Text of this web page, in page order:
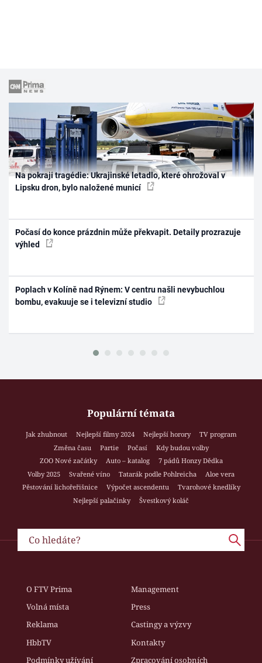
Na pokraji tragédie: Ukrajinské letadlo, které ohrožoval v
Lipsku dron, bylo naložené municí
Počasí do konce prázdnin může překvapit. Detaily prozrazuje
výhled
Poplach v Kolíně nad Rýnem: V centru našli nevybuchlou
bombu, evakuuje se i televizní studio
Populární témata
Jak zhubnout Nejlepší filmy 2024 Nejlepší horory
TV program
Změna času
Partie Počasí
Kdy budou volby
ZOO Nové začátky
Auto – katalog
7 pádů Honzy Dědka
Volby 2025
Svařené víno Tatarák podle Pohlreicha
Aloe vera
Pěstování lichořeřišnice
Výpočet ascendentu
Tvarohové knedlíky
Nejlepší palačinky
Švestkový koláč
O FTV Prima
Management
Volná místa
Press
Reklama
Castingy a výzvy
HbbTV
Kontakty
Podmínky užívání
Zpracování osobních